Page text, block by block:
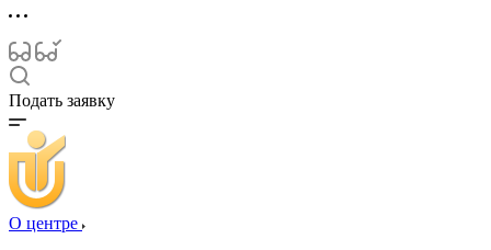
Подать заявку
О центре